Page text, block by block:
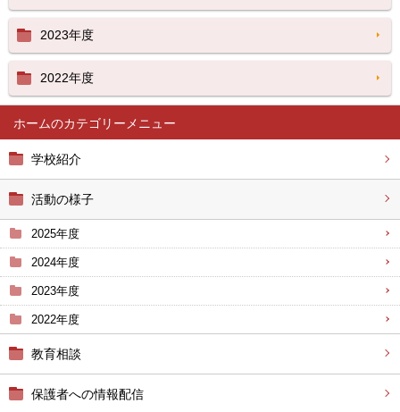
ホーム
学校紹介
活動の様子
2025年度
2024年度
2023年度
2022年度
教育相談
保護者への情報配信
2023年度
2022年度